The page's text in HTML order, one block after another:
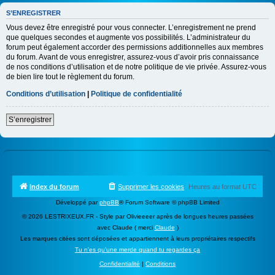
S’ENREGISTRER
Vous devez être enregistré pour vous connecter. L’enregistrement ne prend
que quelques secondes et augmente vos possibilités. L’administrateur du
forum peut également accorder des permissions additionnelles aux membres
du forum. Avant de vous enregistrer, assurez-vous d’avoir pris connaissance
de nos conditions d’utilisation et de notre politique de vie privée. Assurez-vous
de bien lire tout le règlement du forum.
Conditions d’utilisation | Politique de confidentialité
S’enregistrer
Index du forum Heures au format UTC
Supprimer les cookies
Développé parphpBB® Forum Software © phpBB Limited
© 2026 LESTRIXEUX.FR - Style par Olivieeeer après de longues heures passées
avec Claude ( merci Claude )
Les marques citées sont déposées et appartiennent à leurs propriétaires respectifs
Tu n'es qu'une merde quand tu regardes ça
Confidentialité | Conditions